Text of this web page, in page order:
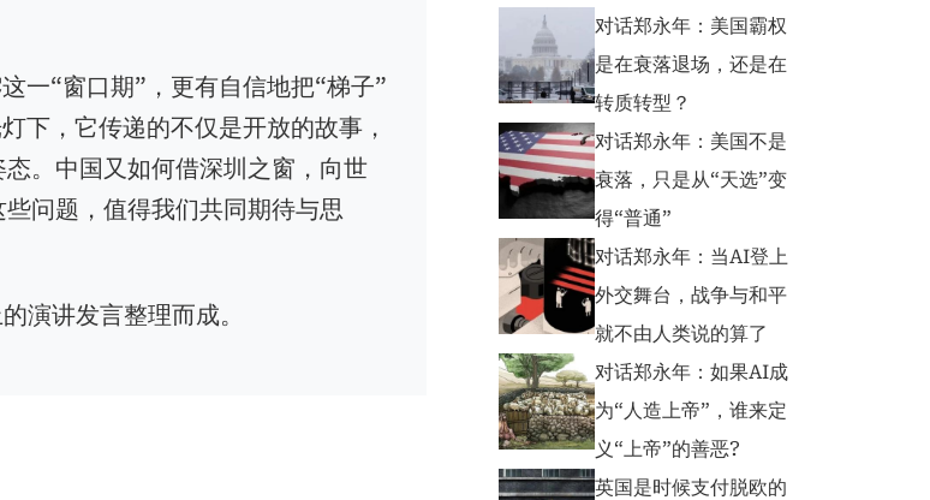
一“窗口期”，更有自信地把“梯子”
下，它传递的不仅是开放的故事，
。中国又如何借深圳之窗，向世
问题，值得我们共同期待与思
演讲发言整理而成。
对话郑永年：美国霸权
是在衰落退场，还是在
转质转型？
对话郑永年：美国不是
衰落，只是从“天选”变
得“普通”
对话郑永年：当AI登上
外交舞台，战争与和平
就不由人类说的算了
对话郑永年：如果AI成
为“人造上帝”，谁来定
义“上帝”的善恶?
英国是时候支付脱欧的